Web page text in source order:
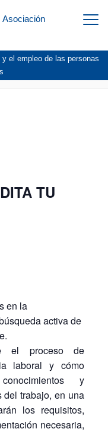
el empleo de las personas
TU
en la
activa de
el proceso de
laboral y cómo
y
del trabajo, en una
los requisitos,
necesaria,